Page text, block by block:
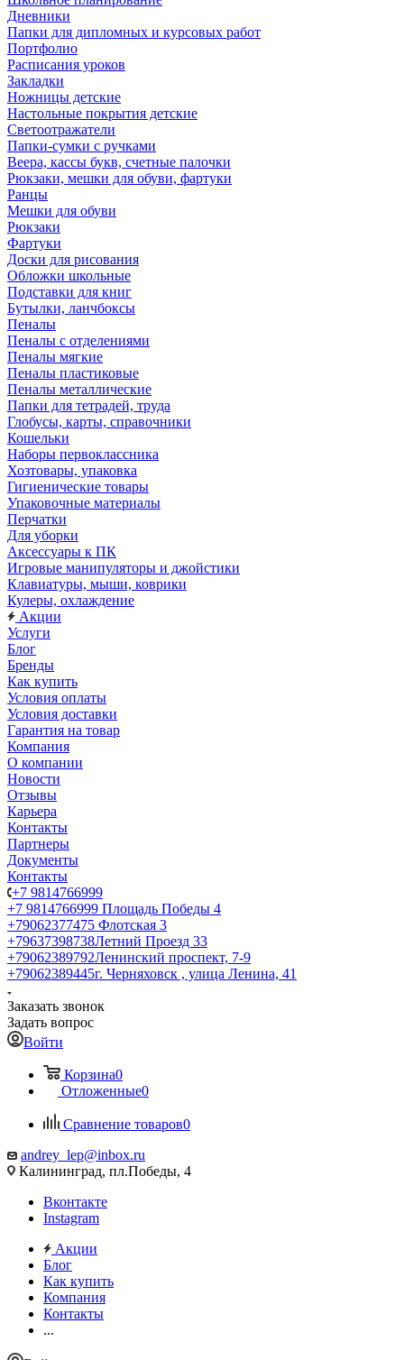
Дневники
Папки для дипломных и курсовых работ
Портфолио
Расписания уроков
Закладки
Ножницы детские
Настольные покрытия детские
Светоотражатели
Папки-сумки с ручками
Веера, кассы букв, счетные палочки
Рюкзаки, мешки для обуви, фартуки
Ранцы
Мешки для обуви
Рюкзаки
Фартуки
Доски для рисования
Обложки школьные
Подставки для книг
Бутылки, ланчбоксы
Пеналы
Пеналы с отделениями
Пеналы мягкие
Пеналы пластиковые
Пеналы металлические
Папки для тетрадей, труда
Глобусы, карты, справочники
Кошельки
Наборы первоклассника
Хозтовары, упаковка
Гигиенические товары
Упаковочные материалы
Перчатки
Для уборки
Аксессуары к ПК
Игровые манипуляторы и джойстики
Клавиатуры, мыши, коврики
Кулеры, охлаждение
Акции
Услуги
Блог
Бренды
Как купить
Условия оплаты
Условия доставки
Гарантия на товар
Компания
О компании
Новости
Отзывы
Карьера
Контакты
Партнеры
Документы
Контакты
+7 9814766999
+7 9814766999 Площадь Победы 4
+79062377475 Флотская 3
+79637398738Летний Проезд 33
+79062389792Ленинский проспект, 7-9
+79062389445г. Черняховск , улица Ленина, 41
Заказать звонок
Задать вопрос
Войти
Корзина0
Отложенные0
Сравнение товаров0
andrey_lep@inbox.ru
Калининград, пл.Победы, 4
Вконтакте
Instagram
Акции
Блог
Как купить
Компания
Контакты
...